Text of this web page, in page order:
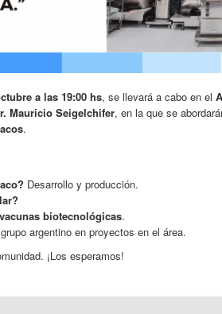
a las 19:00 hs, se llevará a cabo en el
Mauricio Seigelchifer, en la que se
.
Desarrollo y producción.
vacunas biotecnológicas.
argentino en proyectos en el área.
¡Los esperamos!